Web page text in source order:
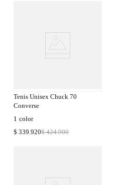
Tenis Unisex Chuck 70
Converse
1 color
$ 424.900
$ 339.920